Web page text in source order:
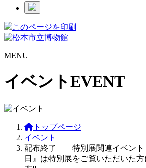
このページを印刷
MENU
イベントEVENT
トップページ
イベント
配布終了 特別展関連イベント
日』は特別展をご覧いただいた